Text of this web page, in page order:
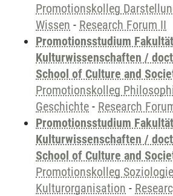
Promotionskolleg
Wissen - Research Forum II
Promotionsstudium Fakultät
Kulturwissenschaften /
School of Culture and
Promotionskolleg
Geschichte - Research
Promotionsstudium Fakultät
Kulturwissenschaften /
School of Culture and
Promotionskolleg
Kulturorganisation -